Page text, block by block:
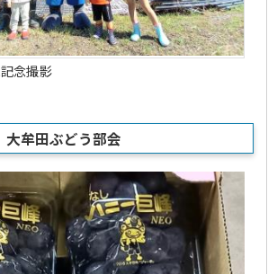
念撮影
牟田ぶどう部会